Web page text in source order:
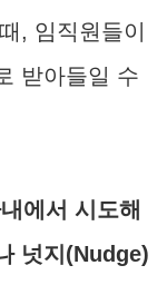
, 임직원들이
받아들일 수
에서 시도해
넛지(Nudge)